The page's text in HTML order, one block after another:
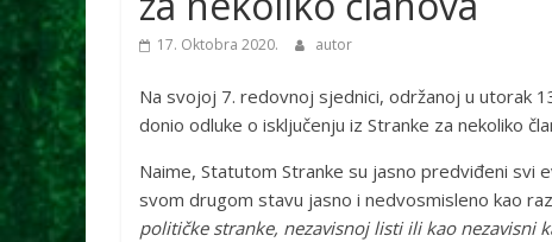
17. Oktobra 2020. autor
Na svojoj 7. redovnoj sjednici, održanoj u utorak
donio odluke o isključenju iz Stranke za nekoliko
Naime, Statutom Stranke su jasno predviđeni svi
svom drugom stavu jasno i nedvosmisleno kao
političke stranke, nezavisnoj listi ili kao nezavisni